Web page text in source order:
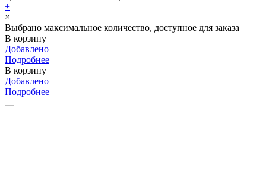
+
×
Выбрано максимальное количество, доступное для заказа
В корзину
Добавлено
Подробнее
В корзину
Добавлено
Подробнее